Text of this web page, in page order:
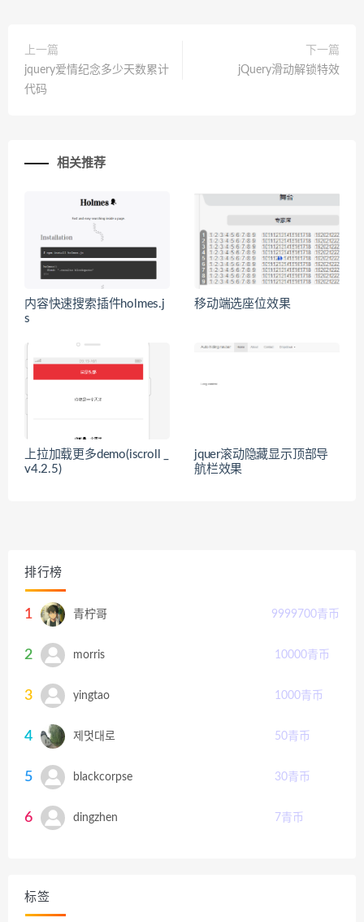
上一篇
jquery爱情纪念多少天数累计
代码
下一篇
jQuery滑动解锁特效
相关推荐
内容快速搜索插件holmes.j
s
移动端选座位效果
上拉加载更多demo(iscroll _
v4.2.5)
jquer滚动隐藏显示顶部导
航栏效果
排行榜
1 青柠哥 9999700青币
2 morris 10000青币
3 yingtao 1000青币
4 제멋대로 50青币
5 blackcorpse 30青币
6 dingzhen 7青币
标签